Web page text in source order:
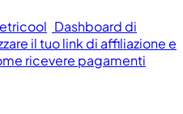
Dashboard di
il tuo link di affiliazione e
ricevere pagamenti